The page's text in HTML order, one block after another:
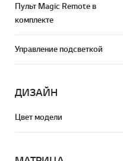
Пульт Magic Remote в
комплекте
Управление подсветкой
ДИЗАЙН
Цвет модели